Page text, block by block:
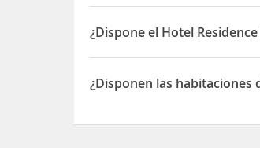
Sí, el Hotel Residence Inn Fair
¿Dispone el Hotel
Sí, el Hotel Residence Inn Fair
¿Disponen las habitaciones